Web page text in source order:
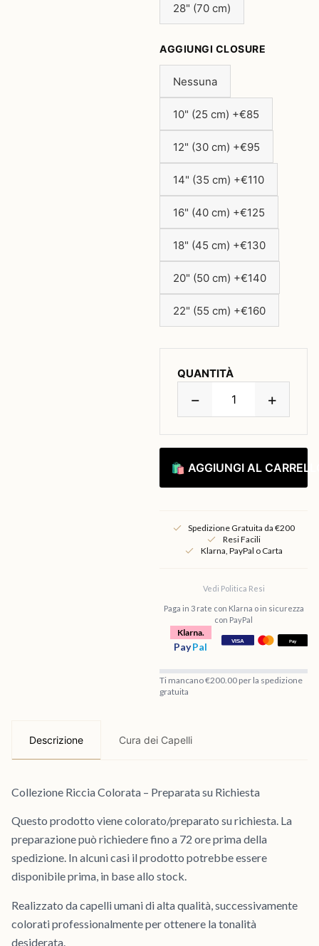
28" (70 cm)
AGGIUNGI CLOSURE
Nessuna
10" (25 cm) +€85
12" (30 cm) +€95
14" (35 cm) +€110
16" (40 cm) +€125
18" (45 cm) +€130
20" (50 cm) +€140
22" (55 cm) +€160
QUANTITÀ
− +
🛍 AGGIUNGI AL
Spedizione Gratuita da €200
Resi Facili
Klarna, PayPal o Carta
Vedi Politica Resi
Paga in 3 rate con Klarna o in sicurezza
con PayPal
Klarna.
PayPal
Ti mancano €200.00 per la spedizione
gratuita
Descrizione Cura dei Capelli
Collezione Riccia Colorata – Preparata su Richiesta
Questo prodotto viene colorato/preparato su richiesta. La
preparazione può richiedere fino a 72 ore prima della
spedizione. In alcuni casi il prodotto potrebbe essere
disponibile prima, in base allo stock.
Realizzato da capelli umani di alta qualità, successivamente
colorati professionalmente per ottenere la tonalità
desiderata.